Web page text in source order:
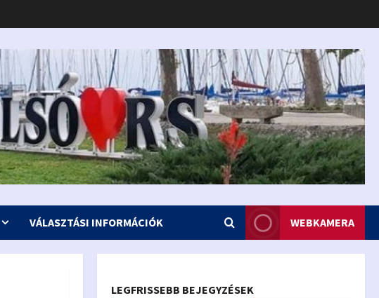
VÁLASZTÁSI INFORMÁCIÓK WEBKAMERA
LEGFRISSEBB BEJEGYZÉSEK